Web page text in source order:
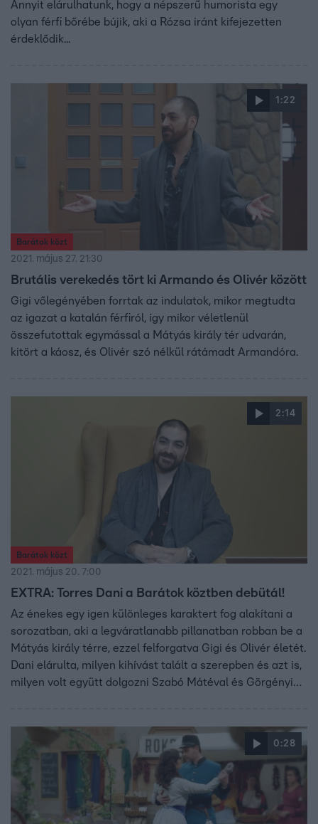
Annyit elárulhatunk, hogy a népszerű humorista egy
olyan férfi bőrébe bújik, aki a Rózsa iránt kifejezetten
érdeklődik...
1:22
Barátok közt
2021. május 27. 21:30
Brutális verekedés tört ki Armando és Olivér között
Gigi vőlegényében forrtak az indulatok, mikor megtudta
az igazat a katalán férfiról, így mikor véletlenül
összefutottak egymással a Mátyás király tér udvarán,
kitört a káosz, és Olivér szó nélkül rátámadt Armandóra.
2:14
Barátok közt
2021. május 20. 7:00
EXTRA: Torres Dani a Barátok köztben debütál!
Az énekes egy igen különleges karaktert fog alakítani a
sorozatban, aki a legváratlanabb pillanatban robban be a
Mátyás király térre, ezzel felforgatva Gigi és Olivér életét.
Dani elárulta, milyen kihívást talált a szerepben és azt is,
milyen volt együtt dolgozni Szabó Mátéval és Görgényi
0:28